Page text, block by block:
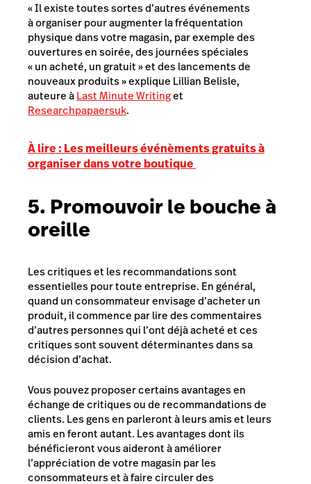
« Il existe toutes sortes d’autres événements
à organiser pour augmenter la fréquentation
physique dans votre magasin, par exemple des
ouvertures en soirée, des journées spéciales
« un acheté, un gratuit » et des lancements de
nouveaux produits » explique Lillian Belisle,
auteure àLast Minute Writinget
Researchpapaersuk.
À lire : Les meilleurs événèments gratuits à
organiser dans votre boutique
5. Promouvoir le bouche à
oreille
Les critiques et les recommandations sont
essentielles pour toute entreprise. En général,
quand un consommateur envisage d’acheter un
produit, il commence par lire des commentaires
d’autres personnes qui l’ont déjà acheté et ces
critiques sont souvent déterminantes dans sa
décision d’achat.
Vous pouvez proposer certains avantages en
échange de critiques ou de recommandations de
clients. Les gens en parleront à leurs amis et leurs
amis en feront autant. Les avantages dont ils
bénéficieront vous aideront à améliorer
l’appréciation de votre magasin par les
consommateurs et à faire circuler des